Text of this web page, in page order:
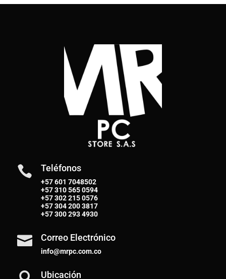
 Teléfonos
+57 601 7048502
+57310 565 0594
+57302 215 0576
+57304 200 3817
+57300 293 4930
 Correo Electrónico
info@mrpc.com.co
Ubicación